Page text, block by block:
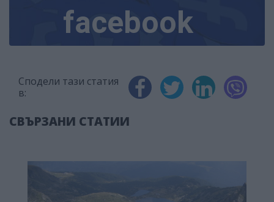
facebook
Сподели тази статия
в:
СВЪРЗАНИ СТАТИИ